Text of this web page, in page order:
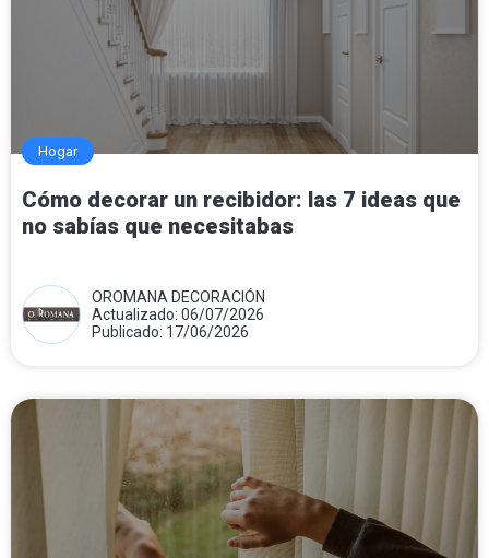
Hogar
Cómo decorar un recibidor: las 7 ideas que
no sabías que necesitabas
OROMANA DECORACIÓN
Actualizado: 06/07/2026
Publicado: 17/06/2026